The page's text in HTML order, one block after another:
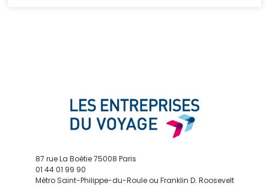
87 rue La Boétie 75008 Paris
01 44 01 99 90
Métro Saint-Philippe-du-Roule ou Franklin D. Roosevelt